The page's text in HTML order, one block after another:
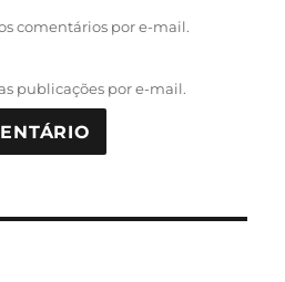
comentários por e-mail.
publicações por e-mail.